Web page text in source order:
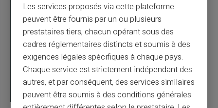
Les services proposés via cette plateforme
peuvent être fournis par un ou plusieurs
prestataires tiers, chacun opérant sous des
cadres réglementaires distincts et soumis à des
exigences légales spécifiques à chaque pays.
Chaque service est strictement indépendant des
autres, et par conséquent, des services similaires
peuvent être soumis à des conditions générales